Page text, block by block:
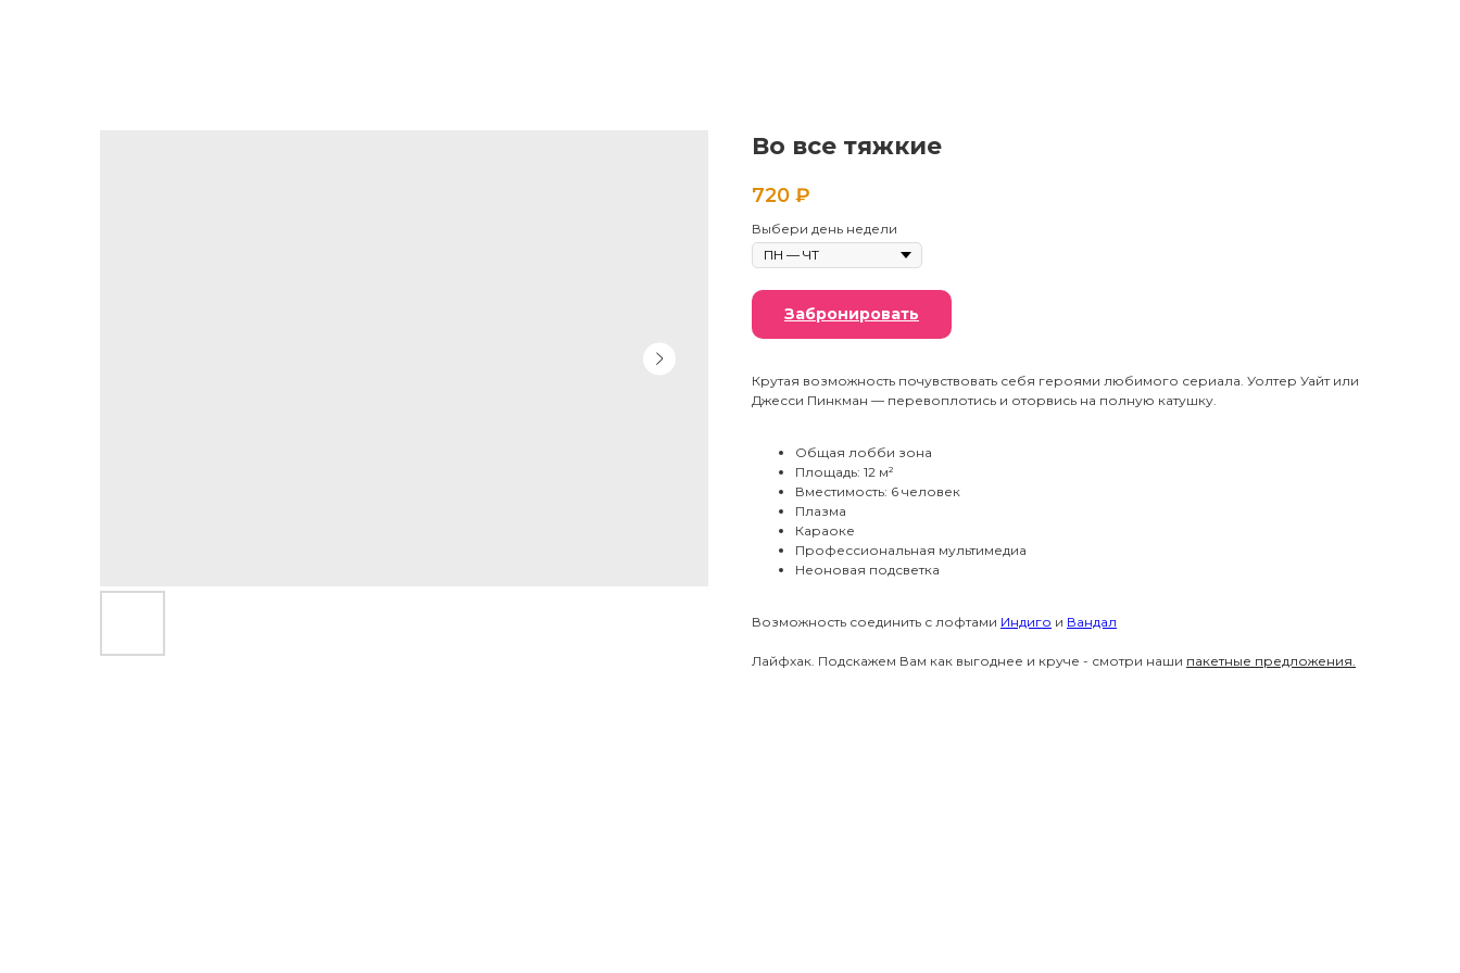
Во все тяжкие
720 ₽
Выбери день недели
Забронировать
Крутая возможность почувствовать себя героями любимого сериала. Уолтер Уайт или
Джесси Пинкман — перевоплотись и оторвись на полную катушку.
Общая лобби зона
Площадь: 12 м²
Вместимость: 6 человек
Плазма
Караоке
Профессиональная мультимедиа
Неоновая подсветка
Возможность соединить с лофтами Индиго и Вандал
Лайфхак. Подскажем Вам как выгоднее и круче - смотри наши пакетные предложения.